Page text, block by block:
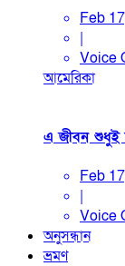
Feb
|
Voice
আমেরিকা
এ জীবন শুধুই
Feb
|
Voice
অনুসন্ধান
ভ্রমণ